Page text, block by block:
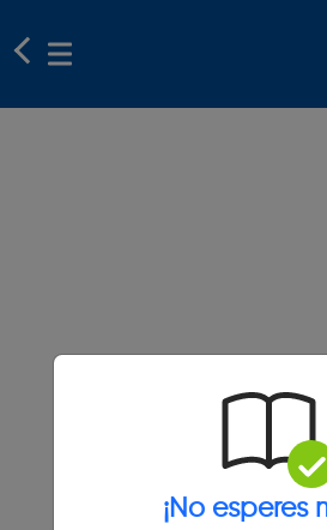
¡No esperes